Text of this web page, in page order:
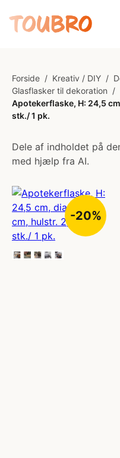
Forside / Kreativ / DIY /
Glasflasker til dekoration /
Apotekerflaske, H: 24,5
stk./ 1 pk.
Dele af indholdet på
med hjælp fra AI.
-20%